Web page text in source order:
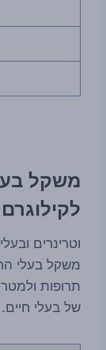
משקל
לקילוגרם
וטרינרים
משקל בעלי
תרופות
של בעלי חיים.